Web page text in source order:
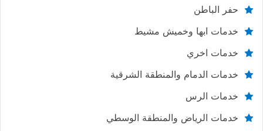
حفر الباطن
خدمات ابها وخميش مشيط
خدمات اخري
خدمات الدمام والمنطقة الشرقية
خدمات الرس
خدمات الرياض والمنطقة الوسطي